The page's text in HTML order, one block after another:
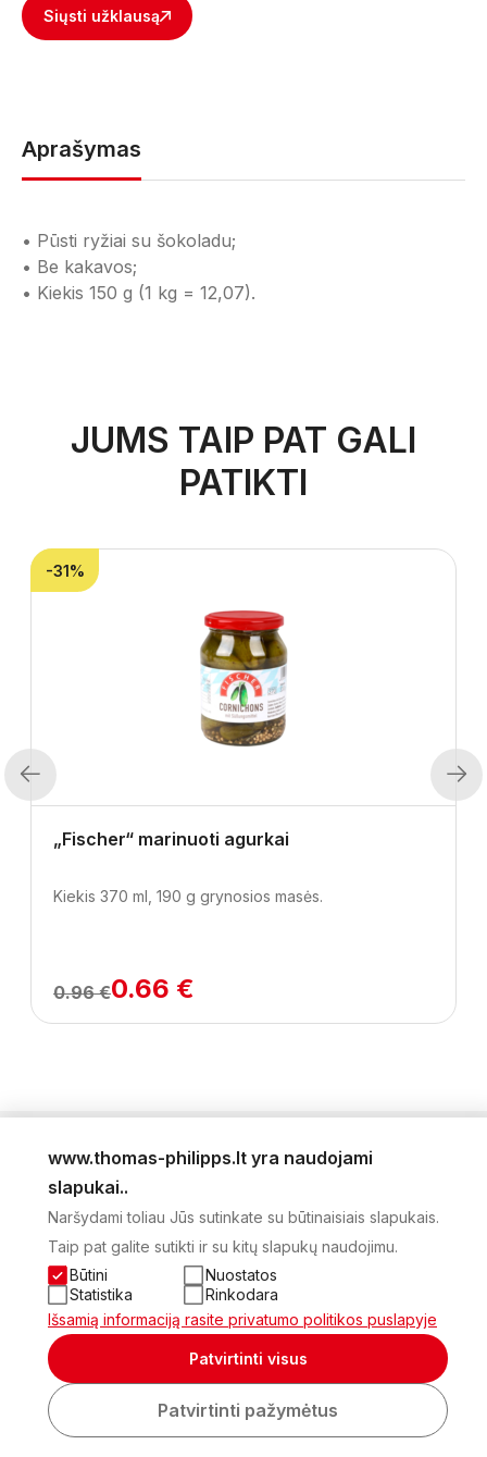
Siųsti užklausą
Aprašymas
• Pūsti ryžiai su šokoladu;
• Be kakavos;
• Kiekis 150 g (1 kg = 12,07).
JUMS TAIP PAT GALI
PATIKTI
Previous
-31%
„Fischer“ marinuoti agurkai
Kiekis 370 ml, 190 g grynosios masės.
0.96 €0.66 €
Next
NAUJIENLAIŠKIS
APIE MUS
KONTAKTAI
PRIVATUMO POLITIKA
SĄSKAITA
2026 Visos teisės saugomos © UAB Thomas Philips Baltex
Sukurta:
www.thomas-philipps.lt yra naudojami
slapukai..
Naršydami toliau Jūs sutinkate su būtinaisiais slapukais.
Taip pat galite sutikti ir su kitų slapukų naudojimu.
Būtini
Nuostatos
Statistika
Rinkodara
Išsamią informaciją rasite privatumo politikos puslapyje
Patvirtinti visus
Patvirtinti pažymėtus